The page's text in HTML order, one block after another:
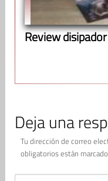
Review
Deja una
Tu dirección de correo
obligatorios están